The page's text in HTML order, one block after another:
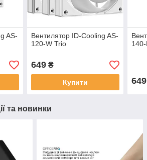
AS-
Вентилятор ID-Cooling AS-
120-W Trio
649₴
Купити 649
та новинки